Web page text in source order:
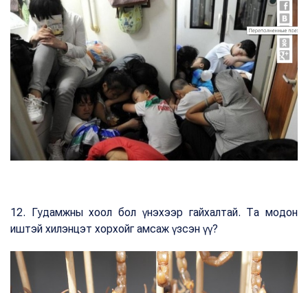
12. Гудамжны хоол бол үнэхээр гайхалтай. Та модон
иштэй хилэнцэт хорхойг амсаж үзсэн үү?